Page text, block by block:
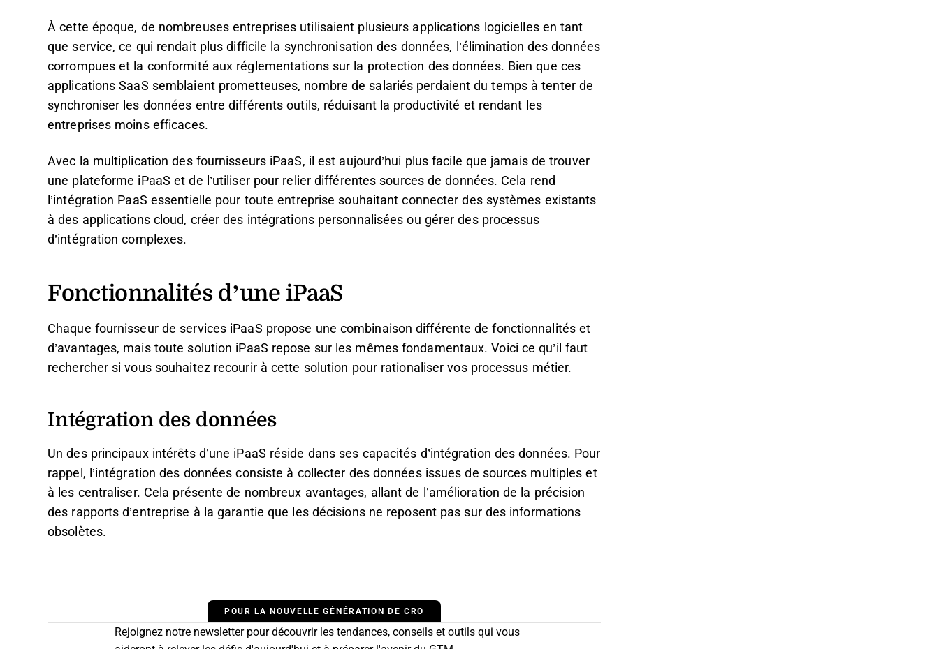
À cette époque, de nombreuses entreprises utilisaient plusieurs applications logicielles en tant
que service, ce qui rendait plus difficile la synchronisation des données, l’élimination des données
corrompues et la conformité aux réglementations sur la protection des données. Bien que ces
applications SaaS semblaient prometteuses, nombre de salariés perdaient du temps à tenter de
synchroniser les données entre différents outils, réduisant la productivité et rendant les
entreprises moins efficaces.
Avec la multiplication des fournisseurs iPaaS, il est aujourd’hui plus facile que jamais de trouver
une plateforme iPaaS et de l’utiliser pour relier différentes sources de données. Cela rend
l’intégration PaaS essentielle pour toute entreprise souhaitant connecter des systèmes existants
à des applications cloud, créer des intégrations personnalisées ou gérer des processus
d’intégration complexes.
Fonctionnalités d’une iPaaS
Chaque fournisseur de services iPaaS propose une combinaison différente de fonctionnalités et
d’avantages, mais toute solution iPaaS repose sur les mêmes fondamentaux. Voici ce qu’il faut
rechercher si vous souhaitez recourir à cette solution pour rationaliser vos processus métier.
Intégration des données
Un des principaux intérêts d’une iPaaS réside dans ses capacités d’intégration des données. Pour
rappel, l’intégration des données consiste à collecter des données issues de sources multiples et
à les centraliser. Cela présente de nombreux avantages, allant de l’amélioration de la précision
des rapports d’entreprise à la garantie que les décisions ne reposent pas sur des informations
obsolètes.
POUR LA NOUVELLE GÉNÉRATION DE CRO
Rejoignez notre newsletter pour découvrir les tendances, conseils et outils qui vous